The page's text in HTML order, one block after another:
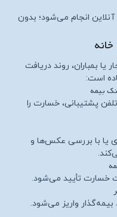
انجام می‌شود؛ بدون
یا بمباران، روند دریافت
است:
بیمه
پشتیبانی، خسارت را
یا با بررسی عکس‌ها و
خسارت تأیید می‌شود.
واریز می‌شود.